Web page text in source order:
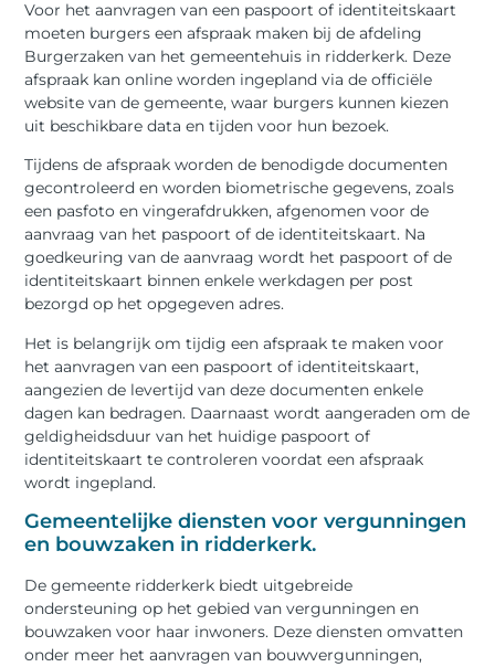
Voor het aanvragen van een paspoort of identiteitskaart
moeten burgers een afspraak maken bij de afdeling
Burgerzaken van het gemeentehuis in ridderkerk. Deze
afspraak kan online worden ingepland via de officiële
website van de gemeente, waar burgers kunnen kiezen
uit beschikbare data en tijden voor hun bezoek.
Tijdens de afspraak worden de benodigde documenten
gecontroleerd en worden biometrische gegevens, zoals
een pasfoto en vingerafdrukken, afgenomen voor de
aanvraag van het paspoort of de identiteitskaart. Na
goedkeuring van de aanvraag wordt het paspoort of de
identiteitskaart binnen enkele werkdagen per post
bezorgd op het opgegeven adres.
Het is belangrijk om tijdig een afspraak te maken voor
het aanvragen van een paspoort of identiteitskaart,
aangezien de levertijd van deze documenten enkele
dagen kan bedragen. Daarnaast wordt aangeraden om de
geldigheidsduur van het huidige paspoort of
identiteitskaart te controleren voordat een afspraak
wordt ingepland.
Gemeentelijke diensten voor vergunningen
en bouwzaken in ridderkerk.
De gemeente ridderkerk biedt uitgebreide
ondersteuning op het gebied van vergunningen en
bouwzaken voor haar inwoners. Deze diensten omvatten
onder meer het aanvragen van bouwvergunningen,